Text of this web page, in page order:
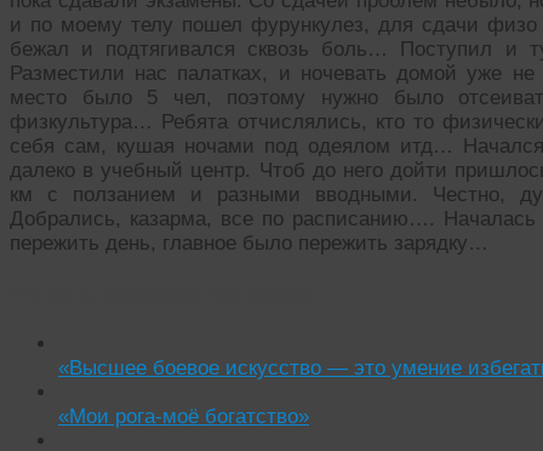
и по моему телу пошел фурункулез, для сдачи
бежал и подтягивался сквозь боль… Поступил и
Разместили нас палатках, и ночевать домой уже
место было 5 чел, поэтому нужно было
физкультура… Ребята отчислялись, кто то
себя сам, кушая ночами под одеялом итд…
далеко в учебный центр. Чтоб до него дойти
км с ползанием и разными вводными. Честно,
Добрались, казарма, все по расписанию….
пережить день, главное было пережить зарядку…
«Высшее боевое искусство — это умение
«Мои рога-моё богатство»